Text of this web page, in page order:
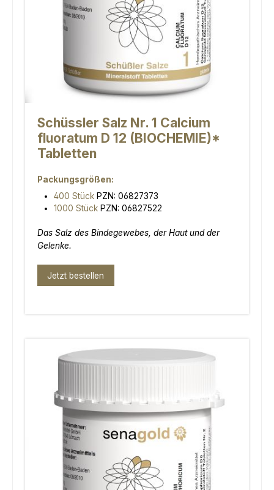
Schüssler Salz Nr. 1 Calcium
fluoratum D 12 (BIOCHEMIE)*
Tabletten
Packungsgrößen:
400 Stück PZN: 06827373
1000 Stück PZN: 06827522
Das Salz des Bindegewebes, der Haut und der
Gelenke.
Jetzt bestellen